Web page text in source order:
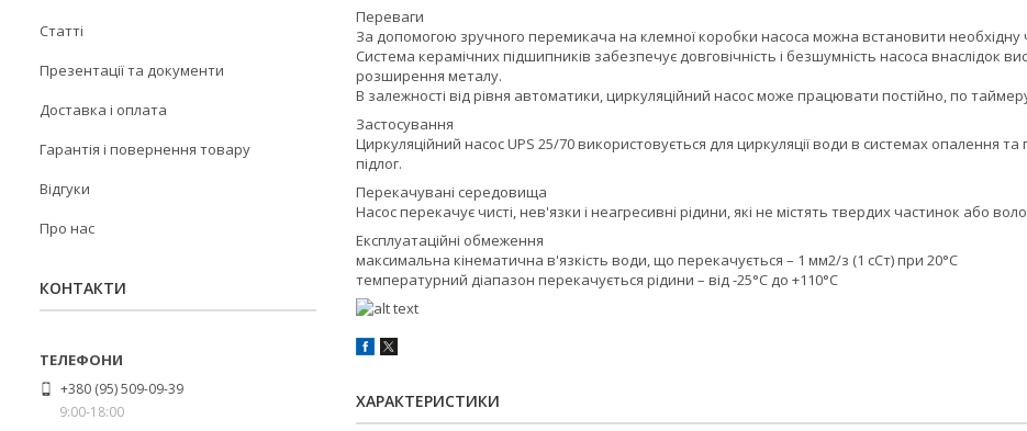
Переваги
За допомогою зручного перемикача на клемної коробки насоса можна встановити необхідну
Система керамічних підшипників забезпечує довговічність і безшумність насоса внаслідок
розширення металу.
В залежності від рівня автоматики, циркуляційний насос може працювати постійно, по
Застосування
Циркуляційний насос UPS 25/70 використовується для циркуляції води в системах опалення
підлог.
Перекачувані середовища
Насос перекачує чисті, нев'язки і неагресивні рідини, які не містять твердих частинок або
Експлуатаційні обмеження
максимальна кінематична в'язкість води, що перекачується – 1 мм2/з (1 сСт) при 20°С
температурний діапазон перекачується рідини – від -25°С до +110°С
ХАРАКТЕРИСТИКИ
Статті
Презентації та документи
Доставка і оплата
Гарантія і повернення товару
Відгуки
Про нас
КОНТАКТИ
+380 (95) 509-09-39
9:00-18:00